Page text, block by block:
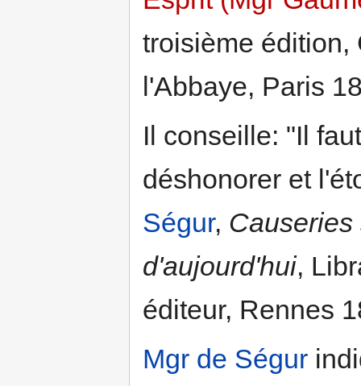
troisième édition,
l'Abbaye, Paris
Il conseille: "Il
déshonorer et
Ségur, Causeries
d'aujourd'hui,
éditeur, Rennes
Mgr de Ségur